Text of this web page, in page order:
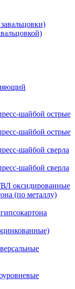
шайбой острые
шайбой острые
шайбой сверла
шайбой сверла
оксидированные
(по металлу)